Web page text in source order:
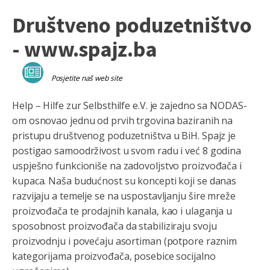
Društveno poduzetništvo
- www.spajz.ba
Posjetite naš web site
Help – Hilfe zur Selbsthilfe e.V. je zajedno sa NODAS-
om osnovao jednu od prvih trgovina baziranih na
pristupu društvenog poduzetništva u BiH. Spajz je
postigao samoodrživost u svom radu i već 8 godina
uspješno funkcioniše na zadovoljstvo proizvođača i
kupaca. Naša budućnost su koncepti koji se danas
razvijaju a temelje se na uspostavljanju šire mreže
proizvođača te prodajnih kanala, kao i ulaganja u
sposobnost proizvođača da stabiliziraju svoju
proizvodnju i povećaju asortiman (potpore raznim
kategorijama proizvođača, posebice socijalno